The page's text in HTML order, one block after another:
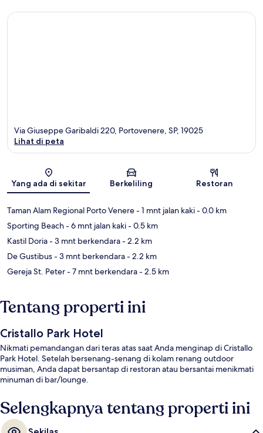
Peta
Via Giuseppe Garibaldi 220, Portovenere, SP, 19025
Lihat di peta
Yang ada di sekitar Berkeliling Restoran
Taman Alam Regional Porto Venere- 1 mnt jalan kaki- 0.0 km
Sporting Beach- 6 mnt jalan kaki- 0.5 km
Kastil Doria- 3 mnt berkendara- 2.2 km
De Gustibus- 3 mnt berkendara- 2.2 km
Gereja St. Peter- 7 mnt berkendara- 2.5 km
Tentang properti ini
Cristallo Park Hotel
Nikmati pemandangan dari teras atas saat Anda menginap di Cristallo
Park Hotel. Setelah bersenang-senang di kolam renang outdoor
musiman, Anda dapat bersantap di restoran atau bersantai menikmati
minuman di bar/lounge.
Selengkapnya tentang properti ini